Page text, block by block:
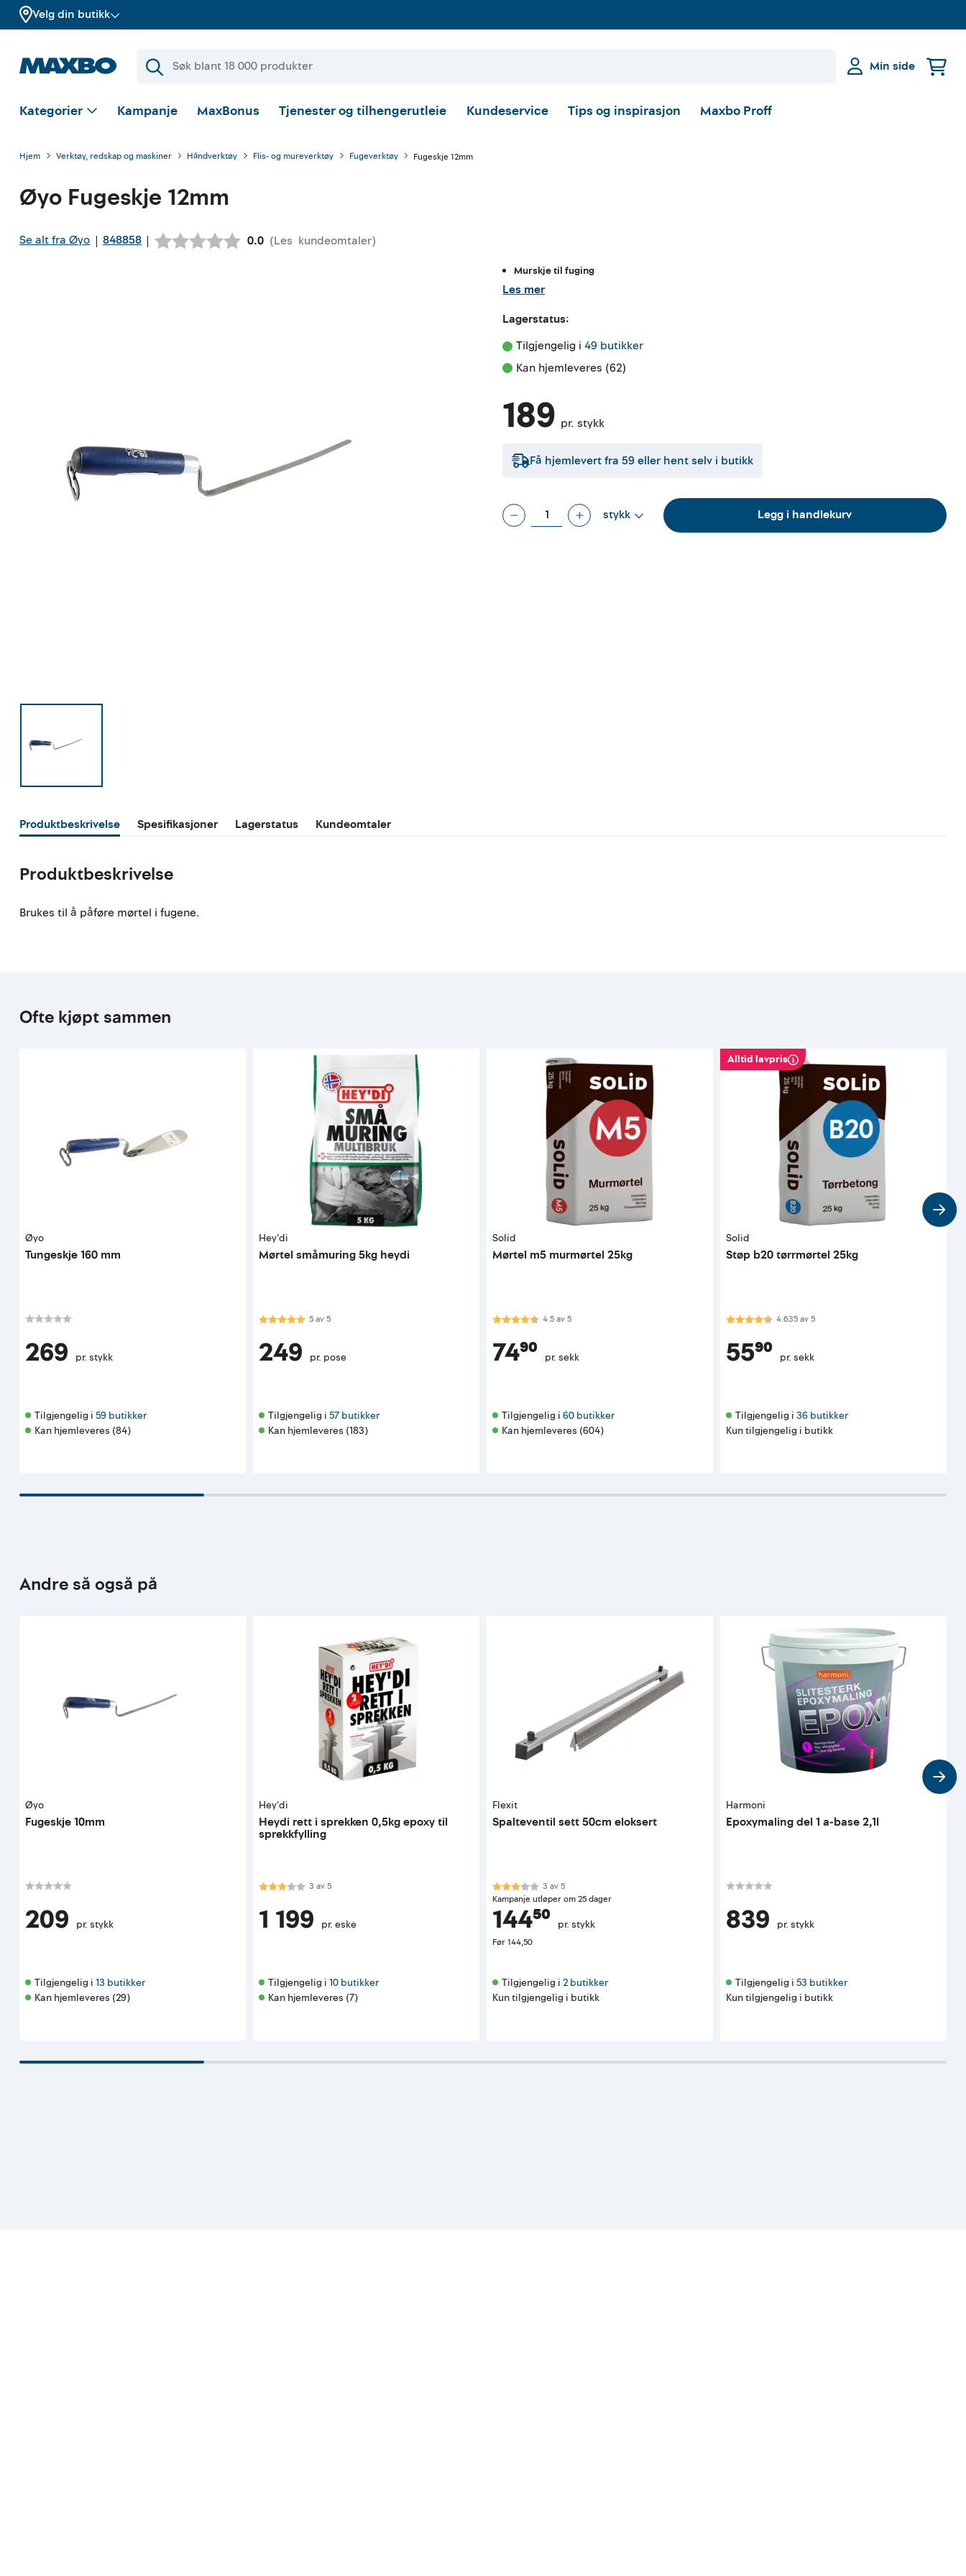
Velg din butikk
Min side
Kategorier Kampanje MaxBonus Tjenester og tilhengerutleie Kundeservice Tips og inspirasjon Maxbo Proff
Hjem Verktøy, redskap og maskiner Håndverktøy Flis- og mureverktøy Fugeverktøy Fugeskje 12mm
Øyo Fugeskje 12mm
Se alt fra Øyo | 848858 | Gjennomsnittskarakter:
0.0 (Les kundeomtaler)
Murskje til fuging
Les mer
Lagerstatus:
Tilgjengelig i 49 butikker
Kan hjemleveres (62)
189 pr. stykk
Få hjemlevert fra 59eller hent selv i butikk
stykk Legg i handlekurv
Produktbeskrivelse Spesifikasjoner Lagerstatus Kundeomtaler
Produktbeskrivelse
Brukes til å påføre mørtel i fugene.
Ofte kjøpt sammen
Øyo
Tungeskje 160 mm
269 pr. stykk
Tilgjengelig i 59 butikker
Kan hjemleveres (84)
Hey'di
Mørtel småmuring 5kg heydi
Karakter:5.0 av 5 mulige
5av5
249 pr. pose
Tilgjengelig i 57 butikker
Kan hjemleveres (183)
Solid
Mørtel m5 murmørtel 25kg
Karakter:4.5 av 5 mulige
4.5av5
74⁹⁰ pr. sekk
Tilgjengelig i 60 butikker
Kan hjemleveres (604)
Alltid lavpris
Solid
Støp b20 tørrmørtel 25kg
Karakter:4.6 av 5 mulige
4.635av5
55⁹⁰ pr. sekk
Tilgjengelig i 36 butikker
Kun tilgjengelig i butikk
Andre så også på
Øyo
Fugeskje 10mm
209 pr. stykk
Tilgjengelig i 13 butikker
Kan hjemleveres (29)
Hey'di
Heydi rett i sprekken 0,5kg epoxy til
sprekkfylling
Karakter:3.0 av 5 mulige
3 av5
1 199 pr. eske
Tilgjengelig i 10 butikker
Kan hjemleveres (7)
Flexit
Spalteventil sett 50cm eloksert
Karakter:3.0 av 5 mulige
3 av5
Kampanje utløper om 25 dager
144⁵⁰ pr. stykk
Før144,50
Tilgjengelig i 2 butikker
Kun tilgjengelig i butikk
Harmoni
Epoxymaling del 1 a-base 2,1l
839 pr. stykk
Tilgjengelig i 53 butikker
Kun tilgjengelig i butikk